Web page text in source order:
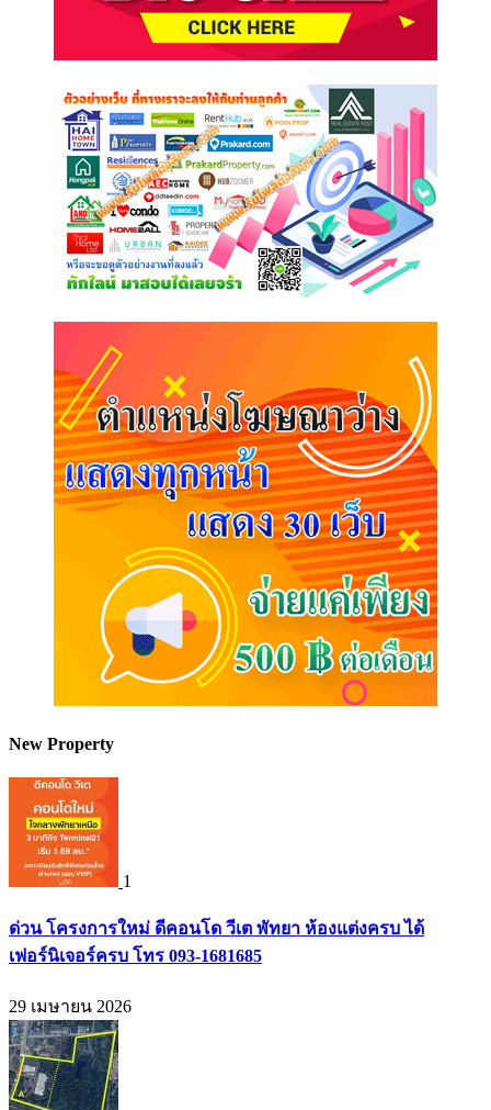
New Property
1
ด่วน โครงการใหม่ ดีคอนโด วีเต พัทยา ห้องแต่งครบ ได้
เฟอร์นิเจอร์ครบ โทร 093-1681685
29 เมษายน 2026